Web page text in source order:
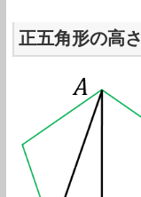
正五角形の高さ